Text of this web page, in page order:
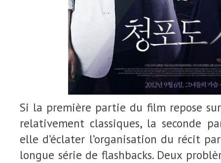
Si la première partie du film repose
relativement classiques, la seconde
elle d’éclater l’organisation du récit
longue série de flashbacks. Deux